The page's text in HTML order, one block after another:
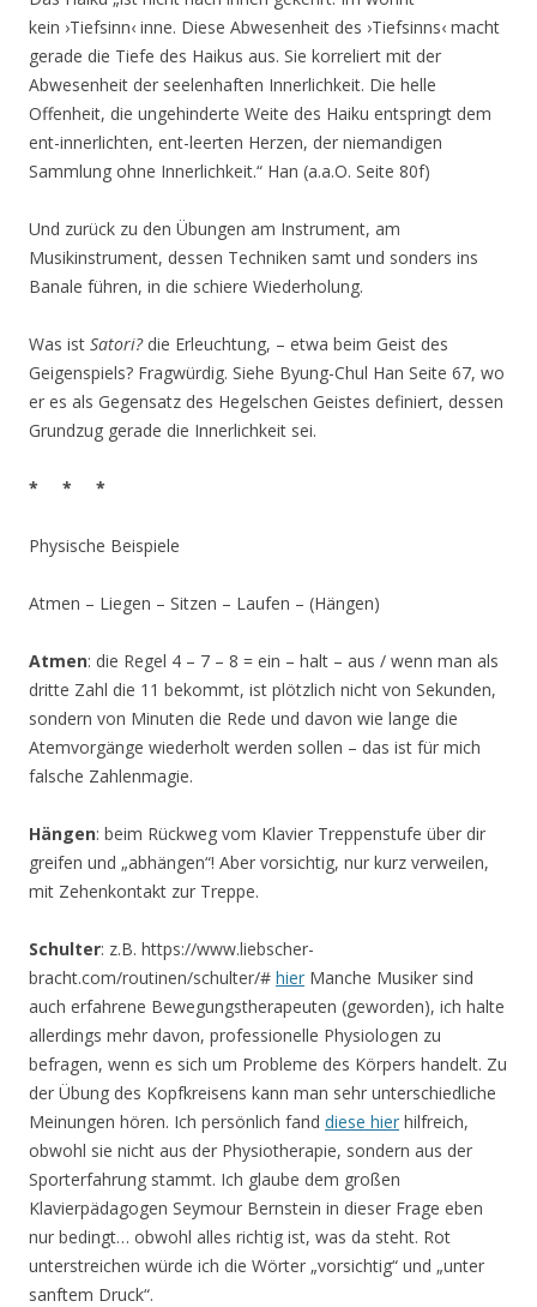
kein ›Tiefsinn‹ inne. Diese Abwesenheit des ›Tiefsinns‹ macht
gerade die Tiefe des Haikus aus. Sie korreliert mit der
Abwesenheit der seelenhaften Innerlichkeit. Die helle
Offenheit, die ungehinderte Weite des Haiku entspringt dem
ent-innerlichten, ent-leerten Herzen, der niemandigen
Sammlung ohne Innerlichkeit.“ Han (a.a.O. Seite 80f)
Und zurück zu den Übungen am Instrument, am
Musikinstrument, dessen Techniken samt und sonders ins
Banale führen, in die schiere Wiederholung.
Was ist Satori? die Erleuchtung, – etwa beim Geist des
Geigenspiels? Fragwürdig. Siehe Byung-Chul Han Seite 67, wo
er es als Gegensatz des Hegelschen Geistes definiert, dessen
Grundzug gerade die Innerlichkeit sei.
* * *
Physische Beispiele
Atmen – Liegen – Sitzen – Laufen – (Hängen)
Atmen: die Regel 4 – 7 – 8 = ein – halt – aus / wenn man als
dritte Zahl die 11 bekommt, ist plötzlich nicht von Sekunden,
sondern von Minuten die Rede und davon wie lange die
Atemvorgänge wiederholt werden sollen – das ist für mich
falsche Zahlenmagie.
Hängen: beim Rückweg vom Klavier Treppenstufe über dir
greifen und „abhängen“! Aber vorsichtig, nur kurz verweilen,
mit Zehenkontakt zur Treppe.
Schulter: z.B. https://www.liebscher-
bracht.com/routinen/schulter/# hier Manche Musiker sind
auch erfahrene Bewegungstherapeuten (geworden), ich halte
allerdings mehr davon, professionelle Physiologen zu
befragen, wenn es sich um Probleme des Körpers handelt. Zu
der Übung des Kopfkreisens kann man sehr unterschiedliche
Meinungen hören. Ich persönlich fand diese hier hilfreich,
obwohl sie nicht aus der Physiotherapie, sondern aus der
Sporterfahrung stammt. Ich glaube dem großen
Klavierpädagogen Seymour Bernstein in dieser Frage eben
nur bedingt… obwohl alles richtig ist, was da steht. Rot
unterstreichen würde ich die Wörter „vorsichtig“ und „unter
sanftem Druck“.